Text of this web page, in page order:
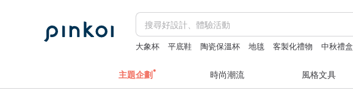
大象杯 平底鞋 陶瓷保溫杯 地毯 客製化禮物 中秋禮盒
主題企劃 時尚潮流 風格文具